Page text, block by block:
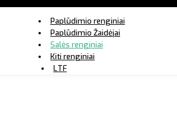
Paplūdimio renginiai
Paplūdimio Žaidėjai
Salės renginiai
Kiti renginiai
LTF